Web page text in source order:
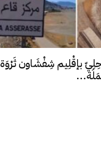
بإقْلِيم شِفْشَاون ثَرْوَة